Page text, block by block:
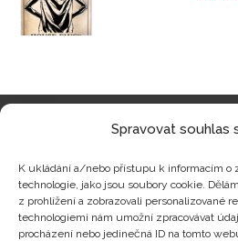
Spravovat souhlas
K ukládání a/nebo přístupu k informacím o
technologie, jako jsou soubory cookie.
z prohlížení a zobrazovali personalizované
technologiemi nám umožní zpracovávat
procházení nebo jedinečná ID na tomto